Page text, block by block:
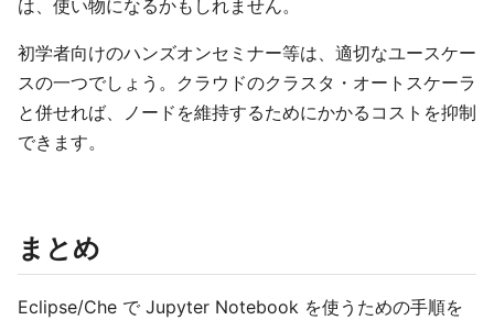
は、使い物になるかもしれません。
初学者向けのハンズオンセミナー等は、適切なユースケー
スの一つでしょう。クラウドのクラスタ・オートスケーラ
と併せれば、ノードを維持するためにかかるコストを抑制
できます。
まとめ
Eclipse/Che で Jupyter Notebook を使うための手順を